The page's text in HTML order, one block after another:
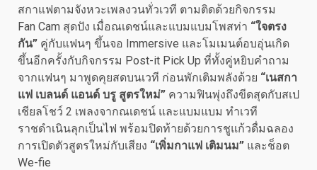
สกาแฟตามจังหวะเพลงวนทั่วเวที ตามติดด้วยกิจกรรม
Fan Cam สุดปัง เมื่อณเดชน์และแบมแบมโพสท่า “ใจตรง
กัน” คู่กับแฟนๆ ขึ้นจอ Immersive และโมเมนต์อบอุ่นเกิด
ขึ้นอีกครั้งกับกิจกรรม Post-it Pick Up ที่ทั้งคู่หยิบคำถาม
จากแฟนๆ มาพูดคุยสดบนเวที ก่อนพักเติมพลังด้วย “เนสกา
แฟ เบลนด์ แอนด์ บรู สูตรใหม่” ความฟินพุ่งถึงขีดสุดกับสเป
เชียลโชว์ 2 เพลงจากณเดชน์ และแบมแบม ทำเวที
ราชดำเนินลุกเป็นไฟ พร้อมปิดท้ายด้วยการชูแก้วดื่มฉลอง
การเปิดตัวสูตรใหม่กับเสียง “เพิ่มกาแฟ เติมนม” และช็อต
We-fie